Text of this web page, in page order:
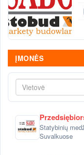
ĮMONĖS
Vietovė
Statybinių
Suvalkuose